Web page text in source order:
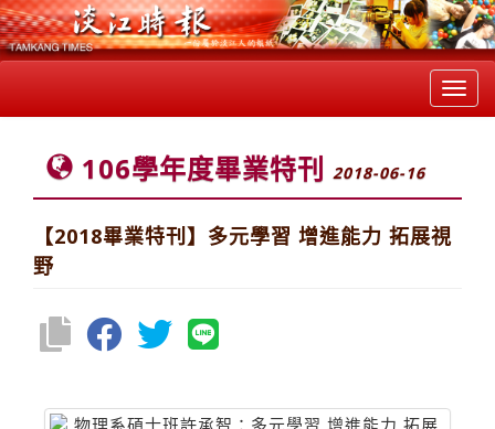
106學年度畢業特刊 2018-06-16
【2018畢業特刊】多元學習 增進能力 拓展視
野